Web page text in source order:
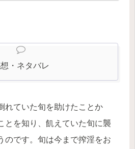
・ネタバレ
れていた旬を助けたことか
とを知り、飢えていた旬に襲
のです。旬は今まで搾淫をお